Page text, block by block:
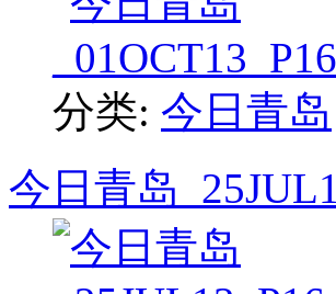
分类: 今日青岛
今日青岛